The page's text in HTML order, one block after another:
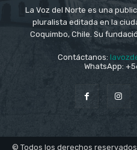
La Voz del Norte es una
pluralista editada en la
Coquimbo, Chile. Su
Contáctanos:
WhatsApp:
© Todos los derechos